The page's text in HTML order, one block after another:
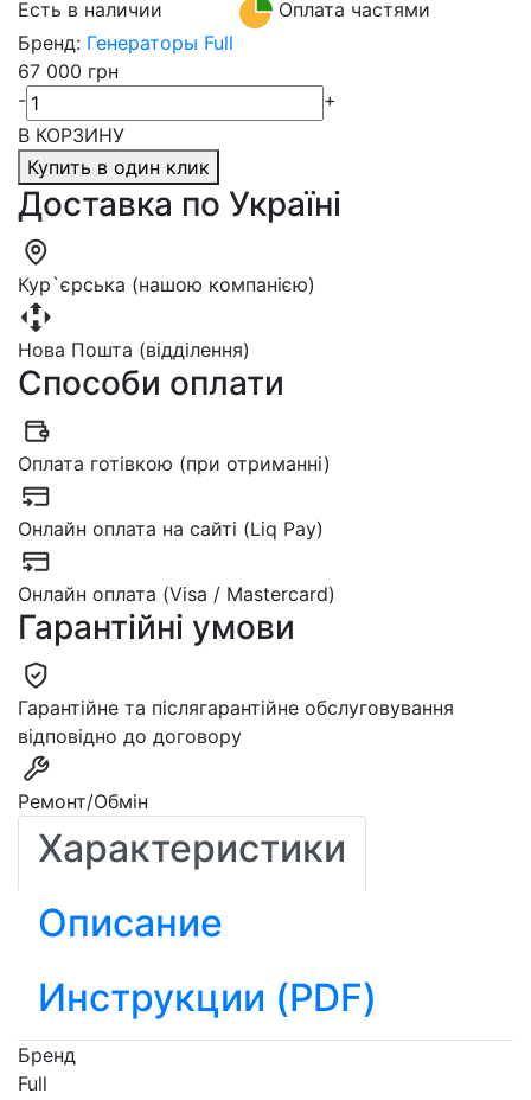
Есть в наличии
Оплата частями
Бренд: Генераторы Full
67 000 грн
-
+
В КОРЗИНУ
Купить в один клик
Доставка по Україні
Кур`єрська (нашою компанією)
Нова Пошта (відділення)
Способи оплати
Оплата готівкою (при отриманні)
Онлайн оплата на сайті (Liq Pay)
Онлайн оплата (Visa / Mastercard)
Гарантійні умови
Гарантійне та післягарантійне обслуговування
відповідно до договору
Ремонт/Обмін
Характеристики
Описание
Инструкции (PDF)
Бренд
Full